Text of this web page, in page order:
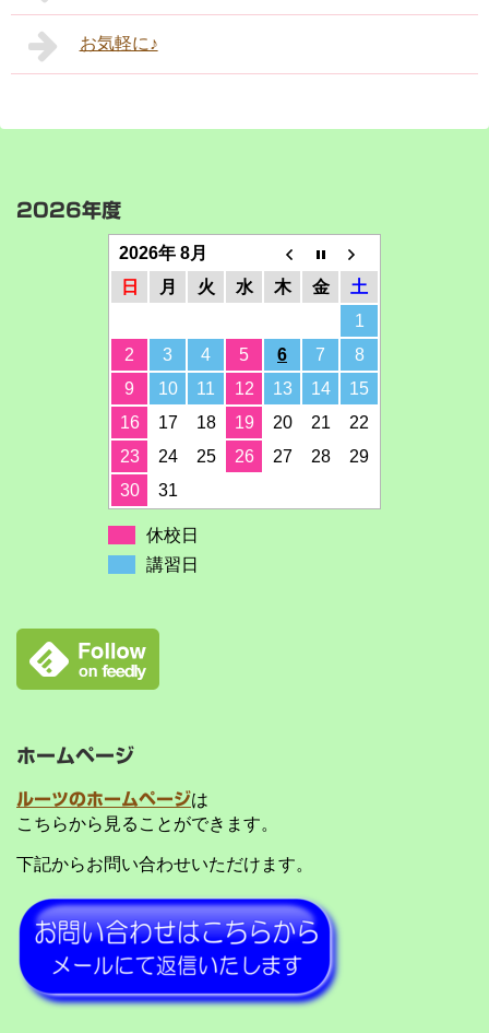
お気軽に♪
2026年度
2026年 8月
日
月 火 水 木 金
土
1
2
3 4 5 6 7
8
9
10 11 12 13 14
15
16
17 18 19 20 21
22
23
24 25 26 27 28
29
30
31
休校日
講習日
ホームページ
ルーツのホームページは
こちらから見ることができます。
下記からお問い合わせいただけます。